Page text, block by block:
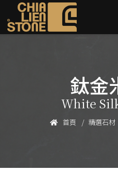
鈦金
White
首頁 精選石材